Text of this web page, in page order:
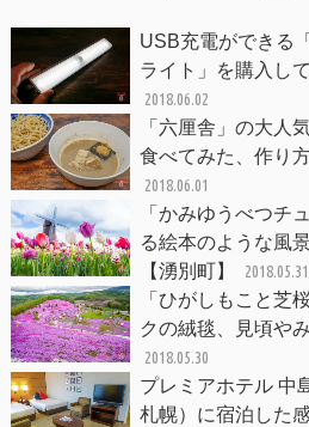
USB充電ができる
ライト」を購入し
2018.06.02
「六厘舎」の大人
食べてみた、作り
2018.06.01
「かみゆうべつチ
る絵本のような風
【湧別町】
2018.05.31
「ひがしもこと芝
クの絨毯、見頃や
2018.05.30
プレミアホテル 中
札幌）に宿泊した